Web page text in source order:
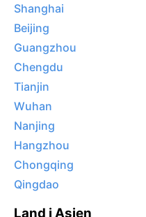
Shanghai
Beijing
Guangzhou
Chengdu
Tianjin
Wuhan
Nanjing
Hangzhou
Chongqing
Qingdao
Land i Asien